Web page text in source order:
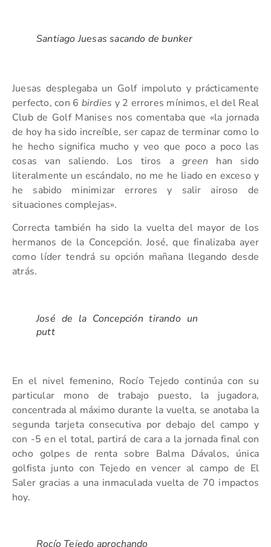
Santiago Juesas sacando de bunker
Juesas desplegaba un Golf impoluto y prácticamente
perfecto, con 6 birdies y 2 errores mínimos, el del Real
Club de Golf Manises nos comentaba que «la jornada
de hoy ha sido increíble, ser capaz de terminar como lo
he hecho significa mucho y veo que poco a poco las
cosas van saliendo. Los tiros agreen han sido
literalmente un escándalo, no me he liado en exceso y
he sabido minimizar errores y salir airoso de
situaciones complejas».
Correcta también ha sido la vuelta del mayor de los
hermanos de la Concepción. José, que finalizaba ayer
como líder tendrá su opción mañana llegando desde
atrás.
José de la Concepción tirando un
putt
En el nivel femenino, Rocío Tejedo continúa con su
particular mono de trabajo puesto, la jugadora,
concentrada al máximo durante la vuelta, se anotaba la
segunda tarjeta consecutiva por debajo del campo y
con -5 en el total, partirá de cara a la jornada final con
ocho golpes de renta sobre Balma Dávalos, única
golfista junto con Tejedo en vencer al campo de El
Saler gracias a una inmaculada vuelta de 70 impactos
hoy.
Rocío Tejedo aprochando